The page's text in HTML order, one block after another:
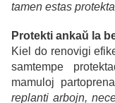
tamen estas
Protekti ankaŭ la
Kiel do renovigi
samtempe
mamuloj
replanti arbojn,